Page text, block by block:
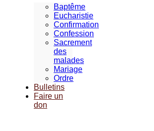
Baptême
Eucharistie
Confirmation
Confession
Sacrement
des
malades
Mariage
Ordre
Bulletins
Faire un
don